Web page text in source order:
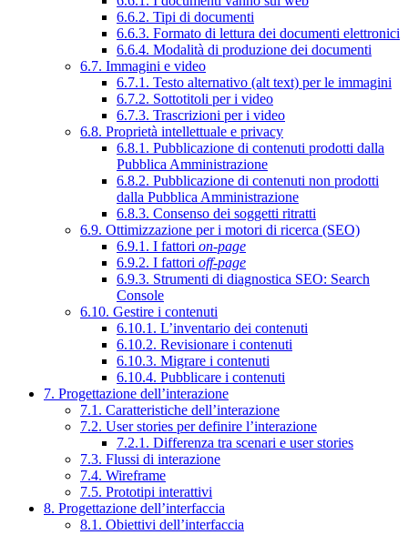
6.6.2. Tipi di documenti
6.6.3. Formato di lettura dei documenti elettronici
6.6.4. Modalità di produzione dei documenti
6.7. Immagini e video
6.7.1. Testo alternativo (alt text) per le immagini
6.7.2. Sottotitoli per i video
6.7.3. Trascrizioni per i video
6.8. Proprietà intellettuale e privacy
6.8.1. Pubblicazione di contenuti prodotti dalla
Pubblica Amministrazione
6.8.2. Pubblicazione di contenuti non prodotti
dalla Pubblica Amministrazione
6.8.3. Consenso dei soggetti ritratti
6.9. Ottimizzazione per i motori di ricerca (SEO)
6.9.1. I fattori on-page
6.9.2. I fattori off-page
6.9.3. Strumenti di diagnostica SEO: Search
Console
6.10. Gestire i contenuti
6.10.1. L’inventario dei contenuti
6.10.2. Revisionare i contenuti
6.10.3. Migrare i contenuti
6.10.4. Pubblicare i contenuti
7. Progettazione dell’interazione
7.1. Caratteristiche dell’interazione
7.2. User stories per definire l’interazione
7.2.1. Differenza tra scenari e user stories
7.3. Flussi di interazione
7.4. Wireframe
7.5. Prototipi interattivi
8. Progettazione dell’interfaccia
8.1. Obiettivi dell’interfaccia